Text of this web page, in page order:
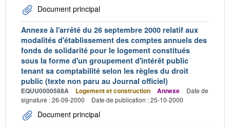
Document principal
Annexe à l'arrêté du 26 septembre 2000 relatif aux
modalités d'établissement des comptes annuels des
fonds de solidarité pour le logement constitués
sous la forme d'un groupement d'intérêt public
tenant sa comptabilité selon les règles du droit
public (texte non paru au Journal officiel)
EQUU0000588A Logement et construction Annexe
Date de
signature : 26-09-2000
Date de publication : 25-10-2000
Document principal